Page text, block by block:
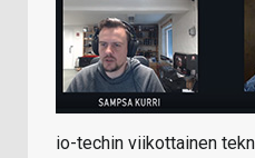
io-techin viikottainen